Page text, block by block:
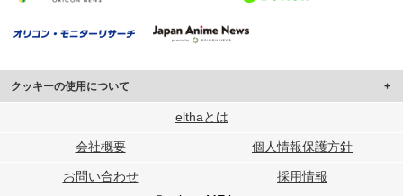
クッキーの使用について
このサイトでは Cookie を使用して、ユーザーに合わせたコンテンツや広告の
行っています。
メディアや広告配信、データ解析の各パートナーに提供しています。
各パートナーは、この情報とユーザーが各パートナーに提供した他の情報や、
elthaとは
会社概要 個人情報保護方針
お問い合わせ
採用情報